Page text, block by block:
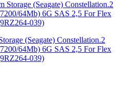
(Seagate) Constellation.2
64Mb) 6G SAS 2,5 For Flex
039)